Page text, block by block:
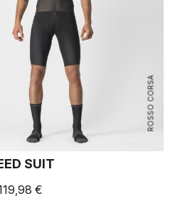
ROSSO CORSA
SUIT
€